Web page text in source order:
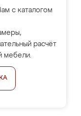
с каталогом
расчёт
мебели.